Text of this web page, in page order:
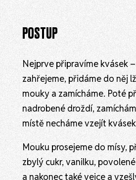
POSTUP
Nejprve připravíme kvásek
zahřejeme, přidáme do něj
mouky a zamícháme. Poté
nadrobené droždí,
místě necháme vzejít
Mouku prosejeme do mísy,
zbylý cukr, vanilku,
a nakonec také vejce a